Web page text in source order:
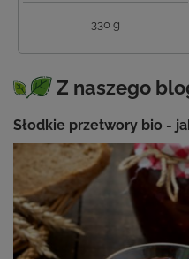
330 g
Z naszego
Słodkie przetwory bio -